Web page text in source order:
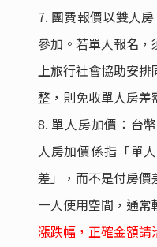
7. 團費報價以雙人
參加。若單人報名
上旅行社會協助安
整，則免收單人房差
8. 單人房加價：台幣
人房加價係指「單
差」，而不是付房
一人使用空間，通常
漲跌幅，正確金額請